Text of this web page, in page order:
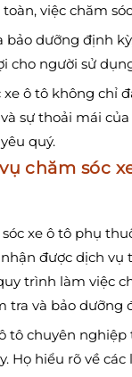
việc chăm
bảo dưỡng định
cho người sử
xe ô tô không chỉ
sự thoải mái
quý.
chăm sóc
xe ô tô phụ
được dịch vụ
trình làm việc
tra và bảo dưỡng
tô chuyên
Họ hiểu rõ về